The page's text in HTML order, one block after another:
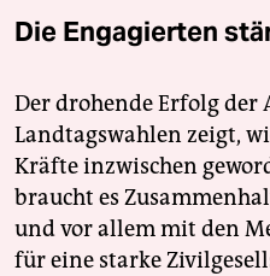
Die Engagierten
Der drohende Erfolg der
Landtagswahlen zeigt,
Kräfte inzwischen
braucht es
und vor allem mit den
für eine starke